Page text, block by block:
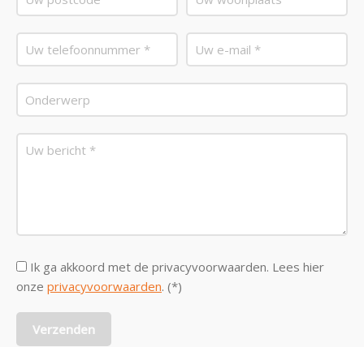
Ik ga akkoord met de privacyvoorwaarden. Lees hier
onze privacyvoorwaarden. (*)